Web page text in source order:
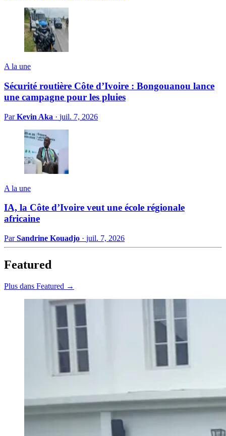
A la une
Sécurité routière Côte d’Ivoire : Bongouanou lance
une campagne pour les pluies
ParKevin Aka · juil. 7, 2026
A la une
IA, la Côte d’Ivoire veut une école régionale
africaine
ParSandrine Kouadjo · juil. 7, 2026
Featured
Plus dans Featured →